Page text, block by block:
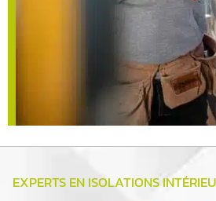
EXPERTS EN ISOLATIONS